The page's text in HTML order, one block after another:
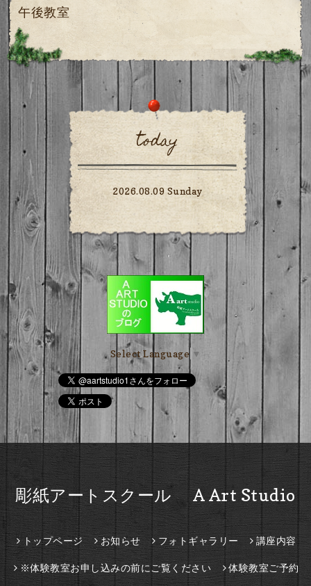
午後教室
today
2026.08.09 Sunday
Select Language ▼
彫紙アートスクール A Art Studio
トップページ お知らせ フォトギャラリー 講座内容
※体験教室お申し込みの前にご覧ください 体験教室ご予約